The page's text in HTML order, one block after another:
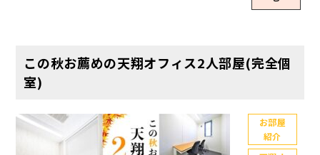
いてご紹介
弊社 天翔ビ
運営してい
る格安個室
のレンタル
ん TENSHO
う！ <ｵｰ!お
Up♪🌻 <👏
👏👏 とても
嬉しいこと
ィス！ 天翔
案内できる
お部屋のご
確認しよ
未だ確認し
てません(;^
本題に入り
まして……
この秋お薦めの天翔オフィス2人部屋(完全個
室)
お部屋
紹介